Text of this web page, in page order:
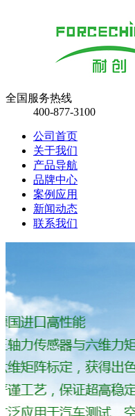
全国服务热线
400-877-3100
公司首页
关于我们
产品导航
品牌中心
案例应用
新闻动态
联系我们